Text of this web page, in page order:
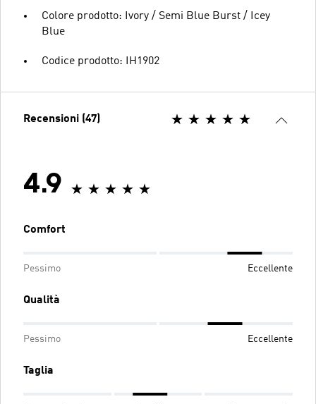
Colore prodotto: Ivory / Semi Blue Burst / Icey
Blue
Codice prodotto: IH1902
Recensioni (47)
4.9
Comfort
Pessimo Eccellente
Qualità
Pessimo Eccellente
Taglia